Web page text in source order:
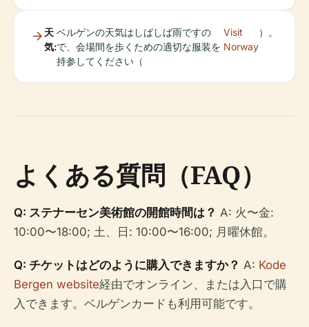
天
気:
ベルゲンの天気はしばしば雨ですの
で、会場間を歩くための適切な服装を
持参してください（
Visit
Norway
）。
よくある質問（FAQ）
Q: ステナーセン美術館の開館時間は？ A: 火〜金:
10:00〜18:00; 土、日: 10:00〜16:00; 月曜休館。
Q: チケットはどのように購入できますか？ A: Kode
Bergen website経由でオンライン、または入口で購
入できます。ベルゲンカードも利用可能です。